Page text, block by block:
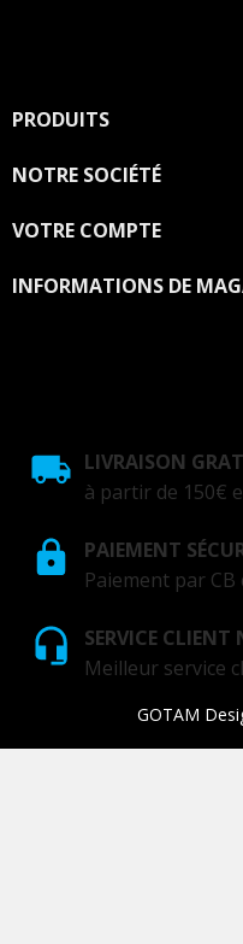
PRODUITS
NOTRE SOCIÉTÉ
VOTRE COMPTE
INFORMATIONS DE
LIVRAISON
à partir de 150€
PAIEMENT
Paiement par
SERVICE CLIENT
Meilleur service
GOTAM